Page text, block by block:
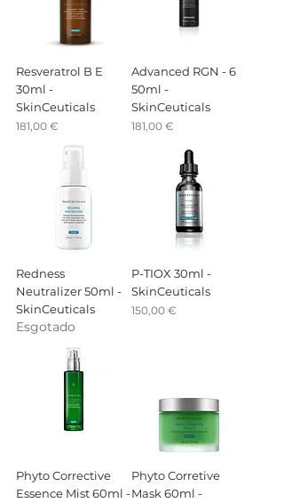
Resveratrol B E
30ml -
SkinCeuticals
Preço
181,00 €
Advanced RGN - 6
50ml -
SkinCeuticals
Preço
181,00 €
Redness
Neutralizer 50ml -
SkinCeuticals
Esgotado
P-TIOX 30ml -
SkinCeuticals
Preço
150,00 €
Phyto Corrective
Essence Mist 60ml -
Phyto Corretive
Mask 60ml -